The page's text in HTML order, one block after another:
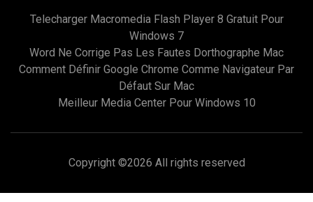
Telecharger Macromedia Flash Player 8 Gratuit Pour
Windows 7
Word Ne Corrige Pas Les Fautes Dorthographe Mac
Comment Définir Google Chrome Comme Navigateur Par
Défaut Sur Mac
Meilleur Media Center Pour Windows 10
Copyright ©2026 All rights reserved